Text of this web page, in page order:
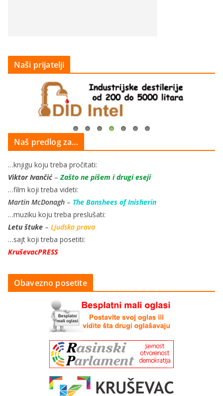
Naši prijatelji
Naš predlog za…
…knjigu koju treba pročitati:
Viktor Ivančić–Zašto ne pišem i drugi eseji
…film koji treba videti:
Martin McDonagh – The Banshees of Inisherin
…muziku koju treba preslušati:
Letu štuke – Ljudska prava
…sajt koji treba posetiti:
KruševacPRESS
Obavezno posetite